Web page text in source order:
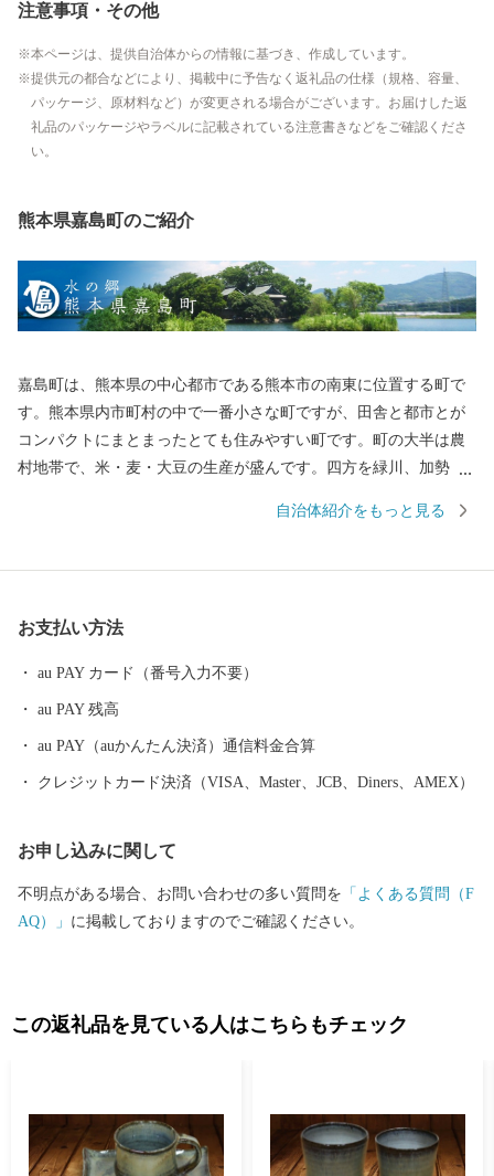
注意事項・その他
本ページは、提供自治体からの情報に基づき、作成しています。
提供元の都合などにより、掲載中に予告なく返礼品の仕様（規格、容量、
パッケージ、原材料など）が変更される場合がございます。お届けした返
礼品のパッケージやラベルに記載されている注意書きなどをご確認くださ
い。
熊本県嘉島町のご紹介
嘉島町は、熊本県の中心都市である熊本市の南東に位置する町で
す。熊本県内市町村の中で一番小さな町ですが、田舎と都市とが
コンパクトにまとまったとても住みやすい町です。町の大半は農
村地帯で、米・麦・大豆の生産が盛んです。四方を緑川、加勢
されています。また、清冽な清水を湛え、「平成の名水百選」に
自治体紹介をもっと見る
お支払い方法
au PAY カード（番号入力不要）
au PAY 残高
au PAY（auかんたん決済）通信料金合算
クレジットカード決済（VISA、Master、JCB、Diners、AMEX）
お申し込みに関して
不明点がある場合、お問い合わせの多い質問を 「よくある質問（F
AQ）」 に掲載しておりますのでご確認ください。
この返礼品を見ている人はこちらもチェック